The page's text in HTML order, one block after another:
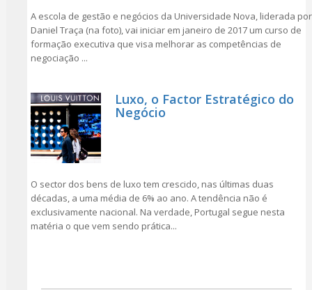
A escola de gestão e negócios da Universidade Nova, liderada por
Daniel Traça (na foto), vai iniciar em janeiro de 2017 um curso de
formação executiva que visa melhorar as competências de
negociação ...
Luxo, o Factor Estratégico do
Negócio
O sector dos bens de luxo tem crescido, nas últimas duas
décadas, a uma média de 6% ao ano. A tendência não é
exclusivamente nacional. Na verdade, Portugal segue nesta
matéria o que vem sendo prática...